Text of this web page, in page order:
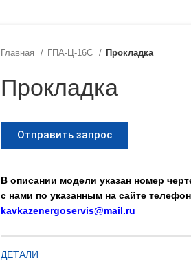
Главная ГПА-Ц-16С Прокладка
Прокладка
Отправить запрос
В описании модели указан номер
с нами по указанным на сайте
kavkazenergoservis@mail.ru
ДЕТАЛИ